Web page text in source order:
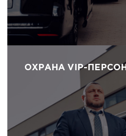
ОХРАНА VIP-ПЕРСОН